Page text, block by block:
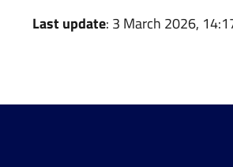
Last update: 3 March 2026,